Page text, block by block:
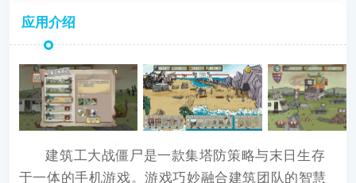
应用介绍
建筑工大战僵尸是一款集塔防策略与末日生存
于一体的手机游戏。游戏巧妙融合建筑团队的智慧